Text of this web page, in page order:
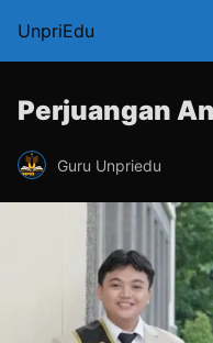
UnpriEdu
Perjuangan
Guru Unpriedu